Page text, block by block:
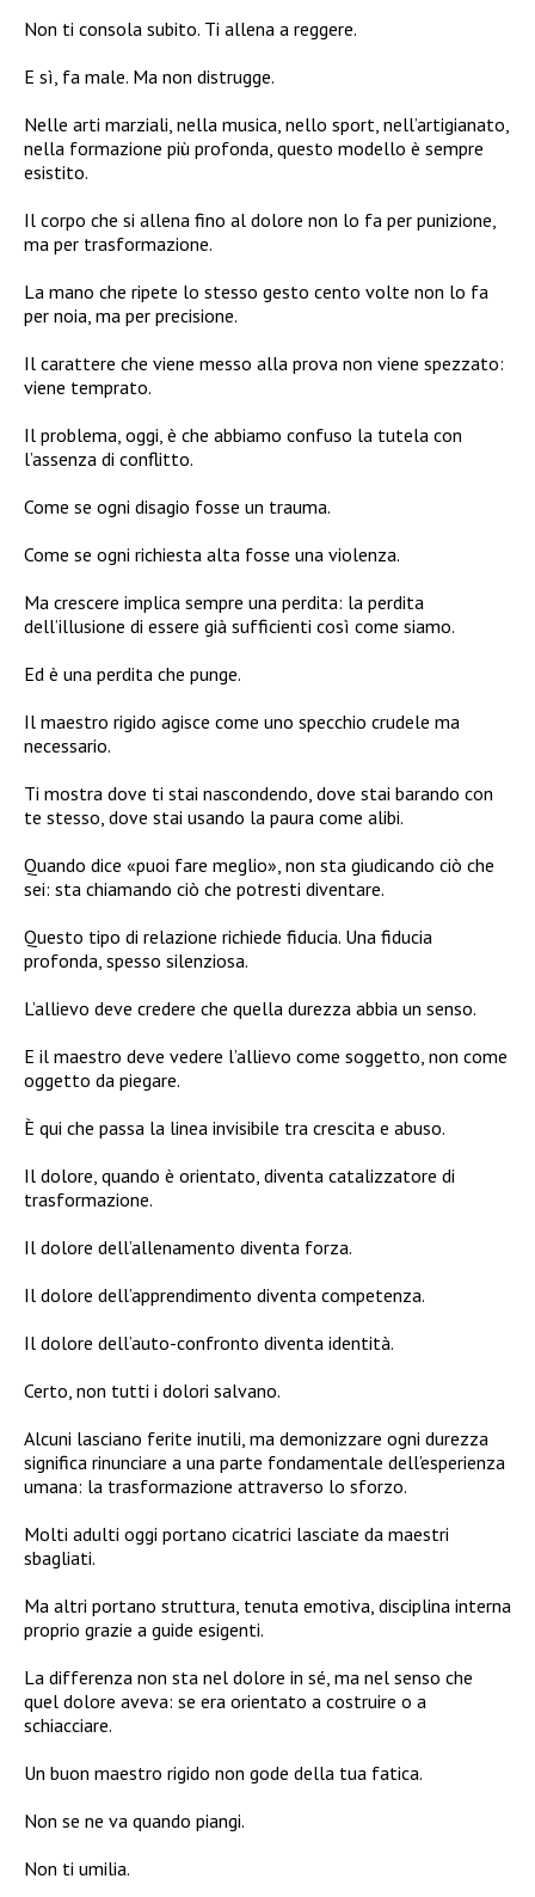
Non ti consola subito. Ti allena a reggere.
E sì, fa male. Ma non distrugge.
Nelle arti marziali, nella musica, nello sport, nell’artigianato,
nella formazione più profonda, questo modello è sempre
esistito.
Il corpo che si allena fino al dolore non lo fa per punizione,
ma per trasformazione.
La mano che ripete lo stesso gesto cento volte non lo fa
per noia, ma per precisione.
Il carattere che viene messo alla prova non viene spezzato:
viene temprato.
Il problema, oggi, è che abbiamo confuso la tutela con
l’assenza di conflitto.
Come se ogni disagio fosse un trauma.
Come se ogni richiesta alta fosse una violenza.
Ma crescere implica sempre una perdita: la perdita
dell’illusione di essere già sufficienti così come siamo.
Ed è una perdita che punge.
Il maestro rigido agisce come uno specchio crudele ma
necessario.
Ti mostra dove ti stai nascondendo, dove stai barando con
te stesso, dove stai usando la paura come alibi.
Quando dice «puoi fare meglio», non sta giudicando ciò che
sei: sta chiamando ciò che potresti diventare.
Questo tipo di relazione richiede fiducia. Una fiducia
profonda, spesso silenziosa.
L’allievo deve credere che quella durezza abbia un senso.
E il maestro deve vedere l’allievo come soggetto, non come
oggetto da piegare.
È qui che passa la linea invisibile tra crescita e abuso.
Il dolore, quando è orientato, diventa catalizzatore di
trasformazione.
Il dolore dell’allenamento diventa forza.
Il dolore dell’apprendimento diventa competenza.
Il dolore dell’auto-confronto diventa identità.
Certo, non tutti i dolori salvano.
Alcuni lasciano ferite inutili, ma demonizzare ogni durezza
significa rinunciare a una parte fondamentale dell’esperienza
umana: la trasformazione attraverso lo sforzo.
Molti adulti oggi portano cicatrici lasciate da maestri
sbagliati.
Ma altri portano struttura, tenuta emotiva, disciplina interna
proprio grazie a guide esigenti.
La differenza non sta nel dolore in sé, ma nel senso che
quel dolore aveva: se era orientato a costruire o a
schiacciare.
Un buon maestro rigido non gode della tua fatica.
Non se ne va quando piangi.
Non ti umilia.